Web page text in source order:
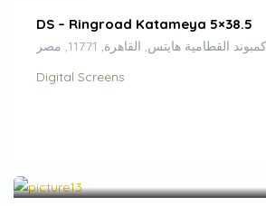
DS – Ringroad Katameya 5×38.5
القطامية هايتس, القاهرة, 11771, مصر
Digital Screens